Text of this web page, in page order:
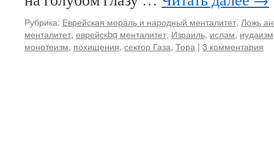
Рубрика: Еврейская мораль и народный менталитет, Ложь
менталитет, еврейскbq менталитет, Израиль, ислам, иудаизм
монотеизм, похищения, сектор Газа, Тора | 3 комментария